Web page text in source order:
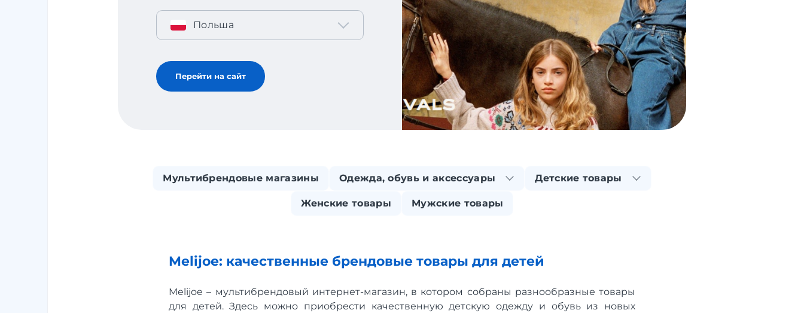
Польша
Перейти на сайт
Мультибрендовые магазины Одежда, обувь и аксессуары Детские товары
Женские товары Мужские товары
Melijoe: качественные брендовые товары для детей
Melijoe – мультибрендовый интернет-магазин, в котором собраны разнообразные товары
для детей. Здесь можно приобрести качественную детскую одежду и обувь из новых